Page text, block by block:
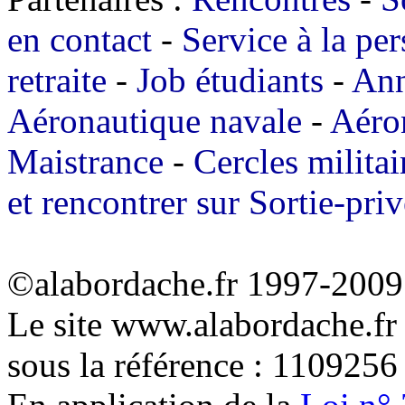
en contact - Service à la
retraite - Job étudiants -
Aéronautique navale -
Maistrance - Cercles
et rencontrer sur Sortie-
©alabordache.fr 1997-
Le site
sous la référence : 1109256